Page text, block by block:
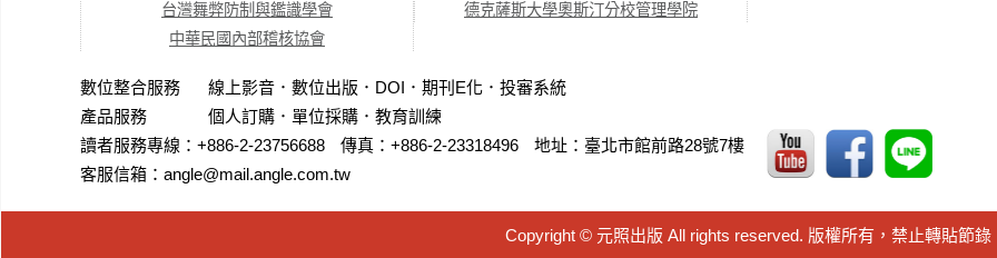
台灣舞弊防制與鑑識學會
中華民國內部稽核協會
德克薩斯大學奧斯汀分校管理學院
數位整合服務 線上影音 ． 數位出版 ． DOI ． 期刊E化 ． 投審系統
產品服務
個人訂購 ． 單位採購 ．教育訓練
讀者服務專線：+886-2-23756688
傳真：+886-2-23318496
地址：臺北市館前路28號7樓
客服信箱：angle@mail.angle.com.tw
Copyright © 元照出版 All rights reserved. 版權所有，禁止轉貼節錄